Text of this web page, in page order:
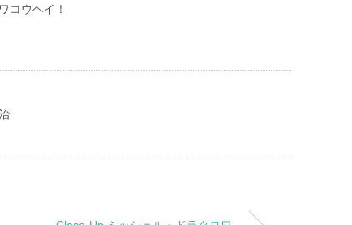
コウヘイ！